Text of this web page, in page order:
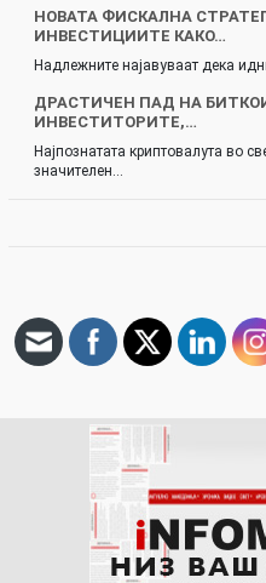
НОВАТА ФИСКАЛНА
ИНВЕСТИЦИИТЕ КАКО…
Надлежните најавуваат дека
ДРАСТИЧЕН ПАД НА
ИНВЕСТИТОРИТЕ,…
Најпознатата криптовалута во
значителен…